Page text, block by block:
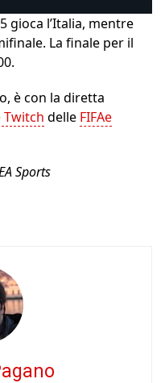
gioca l’Italia, mentre
La finale per il
è con la diretta
Twitch delle FIFAe
Sports